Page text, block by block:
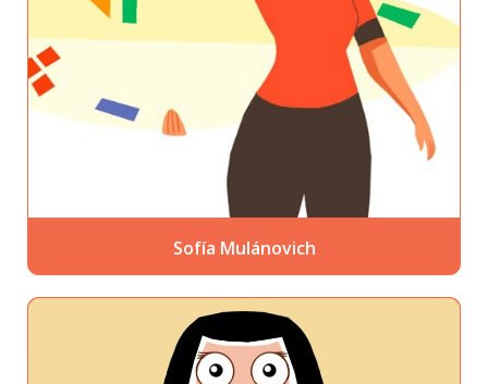
Sofía Mulánovich